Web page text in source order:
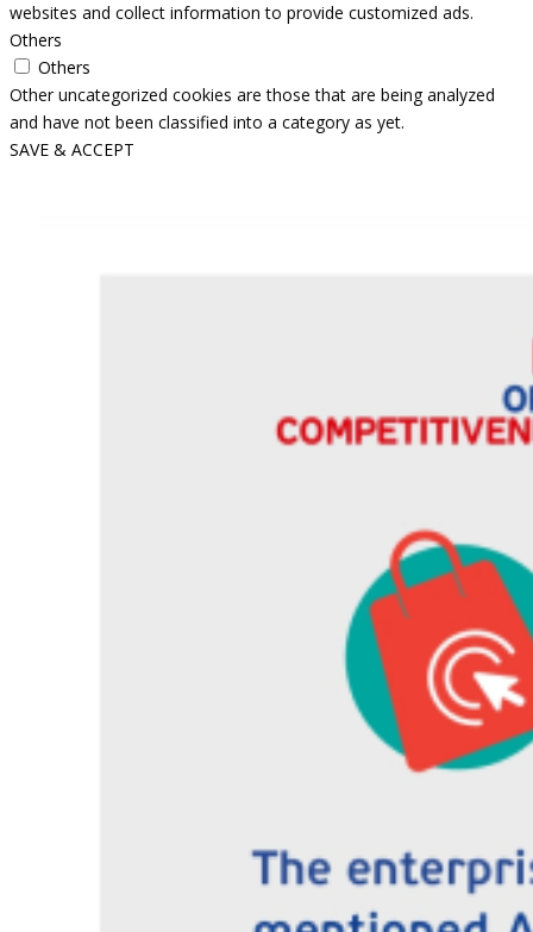
websites and collect information to provide customized ads.
Others
Others
Other uncategorized cookies are those that are being analyzed
and have not been classified into a category as yet.
SAVE & ACCEPT